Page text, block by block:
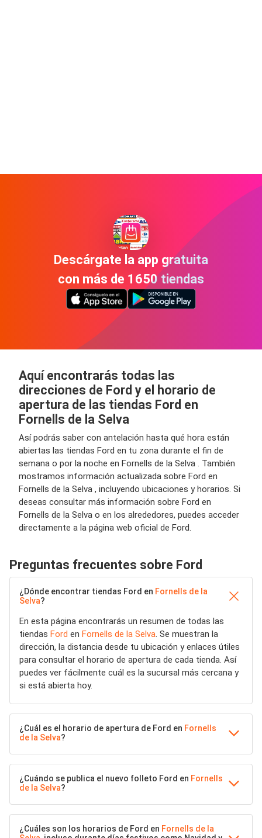
Descárgate la app gratuita
con más de 1650 tiendas
Aquí encontrarás todas las
direcciones de Ford y el horario de
apertura de las tiendas Ford en
Fornells de la Selva
Así podrás saber con antelación hasta qué hora están
abiertas las tiendas Ford en tu zona durante el fin de
semana o por la noche en Fornells de la Selva . También
mostramos información actualizada sobre Ford en
Fornells de la Selva , incluyendo ubicaciones y horarios. Si
deseas consultar más información sobre Ford en
Fornells de la Selva o en los alrededores, puedes acceder
directamente a la página web oficial de Ford.
Preguntas frecuentes sobre Ford
¿Dónde encontrar tiendas Ford en Fornells de la
Selva?
En esta página encontrarás un resumen de todas las
tiendas Ford en Fornells de la Selva. Se muestran la
dirección, la distancia desde tu ubicación y enlaces útiles
para consultar el horario de apertura de cada tienda. Así
puedes ver fácilmente cuál es la sucursal más cercana y
si está abierta hoy.
¿Cuál es el horario de apertura de Ford en Fornells
de la Selva?
¿Cuándo se publica el nuevo folleto Ford en Fornells
de la Selva?
¿Cuáles son los horarios de Ford en Fornells de la